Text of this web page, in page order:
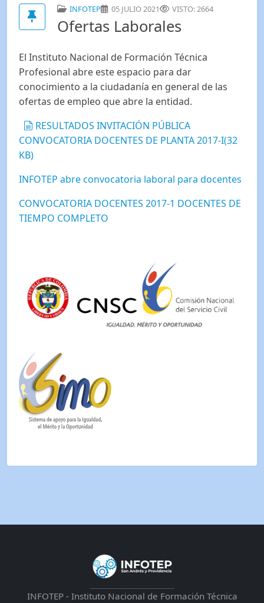
INFOTEP 05 JULIO 2021 VISTO: 2664
Ofertas Laborales
El Instituto Nacional de Formación Técnica
Profesional abre este espacio para dar
conocimiento a la ciudadanía en general de las
ofertas de empleo que abre la entidad.
document
RESULTADOS INVITACIÓN PÚBLICA
CONVOCATORIA DOCENTES DE PLANTA 2017-I(32
KB)
INFOTEP abre convocatoria laboral para docentes
CONVOCATORIA DOCENTES 2017-1 DOCENTES DE
TIEMPO COMPLETO
INFOTEP - Instituto Nacional de Formación Técnica